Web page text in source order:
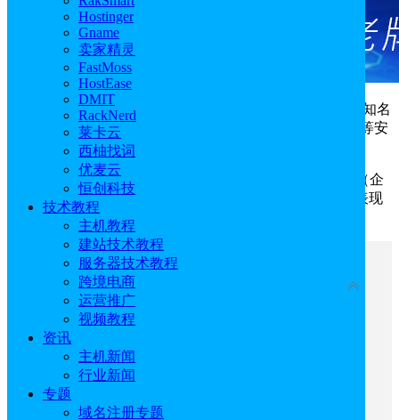
Hostinger
Gname
卖家精灵
FastMoss
HostEase
DMIT
RackNerd
莱卡云
西柚找词
优麦云
恒创科技
技术教程
主机教程
建站技术教程
服务器技术教程
跨境电商
运营推广
视频教程
资讯
主机新闻
行业新闻
专题
域名注册专题
Certum是欧洲最大证书颁发机构之一，同时也是波兰知名
的数字证书颁发机构，主要提供SSL证书、
等安
全解决方案，具有高性价比、覆盖范围广等优势。
目前安信证书携手Certum正式推出OV代码签名证书（企
业版）与EV代码签名证书（专业版）。这两款证书究竟表现
如何？下面一起来深入了解下。
文章目录
一、Certum代码签名证书优势
二、Certum OV代码签名证书（企业版）
三、Certum EV代码签名证书（专业版）
四、代码签名证书的核心优势
五、Certum代码签名证书申请流程